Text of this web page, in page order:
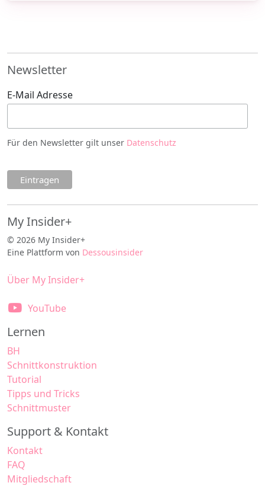
Newsletter
E-Mail Adresse
Für den Newsletter gilt unser Datenschutz
My Insider+
© 2026 My Insider+
Eine Plattform von Dessousinsider
Über My Insider+
YouTube
Lernen
BH
Schnittkonstruktion
Tutorial
Tipps und Tricks
Schnittmuster
Support & Kontakt
Kontakt
FAQ
Mitgliedschaft